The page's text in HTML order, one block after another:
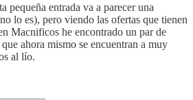
pequeña entrada va a parecer una
lo es), pero viendo las ofertas que tienen
Macnificos he encontrado un par de
ahora mismo se encuentran a muy
al lío.